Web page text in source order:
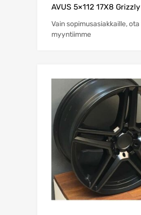
AVUS 5×112 17X8
Vain sopimusasiakkaille,
myyntiimme